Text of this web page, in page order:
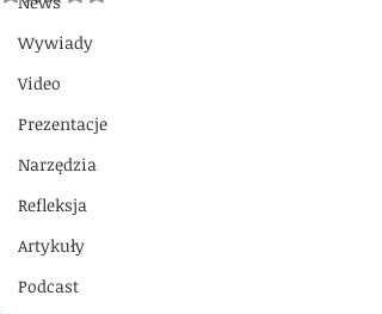
Wywiady
Video
Prezentacje
Narzędzia
Refleksja
Artykuły
Podcast